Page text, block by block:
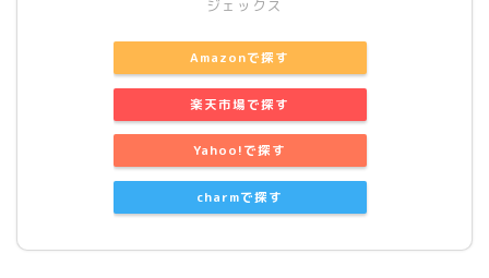
ジェックス
Amazonで探す
楽天市場で探す
Yahoo!で探す
charmで探す